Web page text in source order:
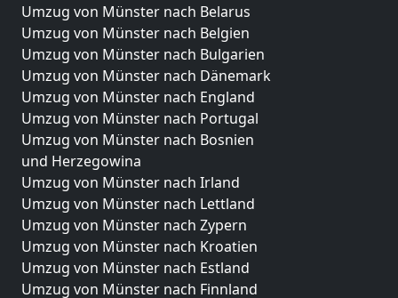
Umzug von Münster nach Belarus
Umzug von Münster nach Belgien
Umzug von Münster nach Bulgarien
Umzug von Münster nach Dänemark
Umzug von Münster nach England
Umzug von Münster nach Portugal
Umzug von Münster nach Bosnien
und Herzegowina
Umzug von Münster nach Irland
Umzug von Münster nach Lettland
Umzug von Münster nach Zypern
Umzug von Münster nach Kroatien
Umzug von Münster nach Estland
Umzug von Münster nach Finnland